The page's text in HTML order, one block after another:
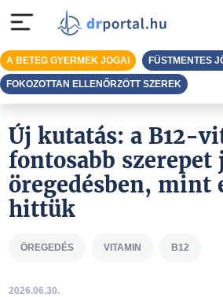
Új kutatás: a B12-
fontosabb szerepet
öregedésben, mint
hittük
ÖREGEDÉS VITAMIN B12
2026.06.30.
A BETEG GYERMEK JOGAI FÜSTMENTES
FOKOZOTTAN ELLENŐRZÖTT SZEREK